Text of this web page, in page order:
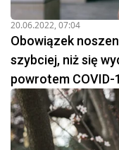
20.06.2022, 07:04
Obowiązek
szybciej, niż się
powrotem COVID-